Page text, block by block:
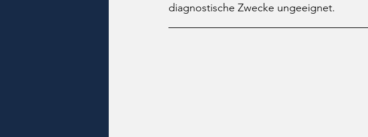
diagnostische Zwecke ungeeignet.